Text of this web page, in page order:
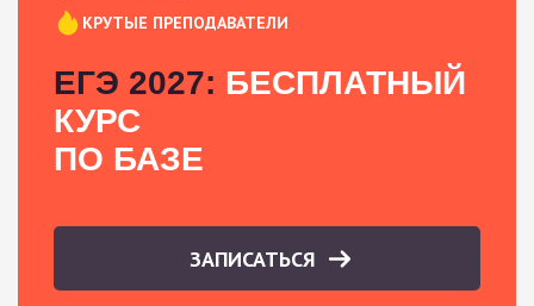
КРУТЫЕ ПРЕПОДАВАТЕЛИ
ЕГЭ 2027: БЕСПЛАТНЫЙ
КУРС
ПО БАЗЕ
ЗАПИСАТЬСЯ